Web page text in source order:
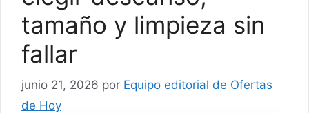
tamaño y limpieza sin
fallar
junio 21, 2026 por Equipo editorial de Ofertas
de Hoy